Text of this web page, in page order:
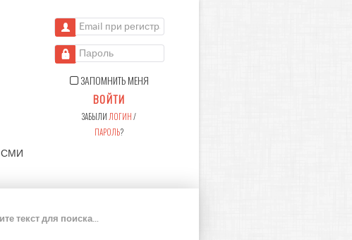
СМИ
Email при регистрации
Пароль
ЗАПОМНИТЬ МЕНЯ
ВОЙТИ
ЗАБЫЛИ ЛОГИН/
ПАРОЛЬ?